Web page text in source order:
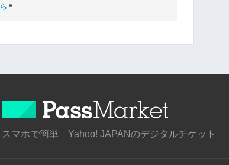
＊
スマホで簡単 Yahoo! JAPANのデジタルチケット